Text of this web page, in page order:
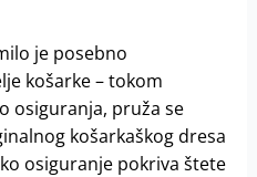
je posebno
košarke – tokom
osiguranja, pruža se
košarkaškog dresa
osiguranje pokriva štete